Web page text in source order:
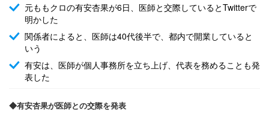
元ももクロの有安杏果が6日、医師と交際しているとTwitterで
明かした
関係者によると、医師は40代後半で、都内で開業していると
いう
有安は、医師が個人事務所を立ち上げ、代表を務めることも発
表した
◆有安杏果が医師との交際を発表